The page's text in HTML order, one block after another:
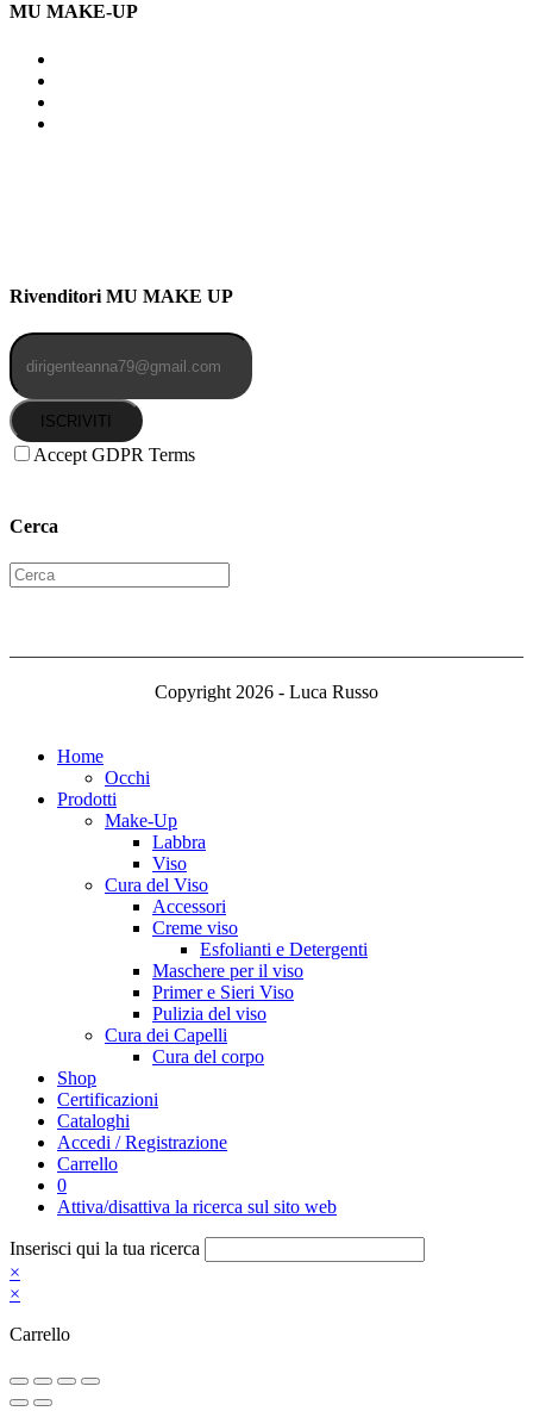
MU MAKE-UP
Rivenditori MU MAKE UP
ISCRIVITI
Accept GDPR Terms
Cerca
Copyright 2026 - Luca Russo
Home
Occhi
Prodotti
Make-Up
Labbra
Viso
Cura del Viso
Accessori
Creme viso
Esfolianti e Detergenti
Maschere per il viso
Primer e Sieri Viso
Pulizia del viso
Cura dei Capelli
Cura del corpo
Shop
Certificazioni
Cataloghi
Accedi / Registrazione
Carrello
0
Attiva/disattiva la ricerca sul sito web
Inserisci qui la tua ricerca
×
×
Carrello